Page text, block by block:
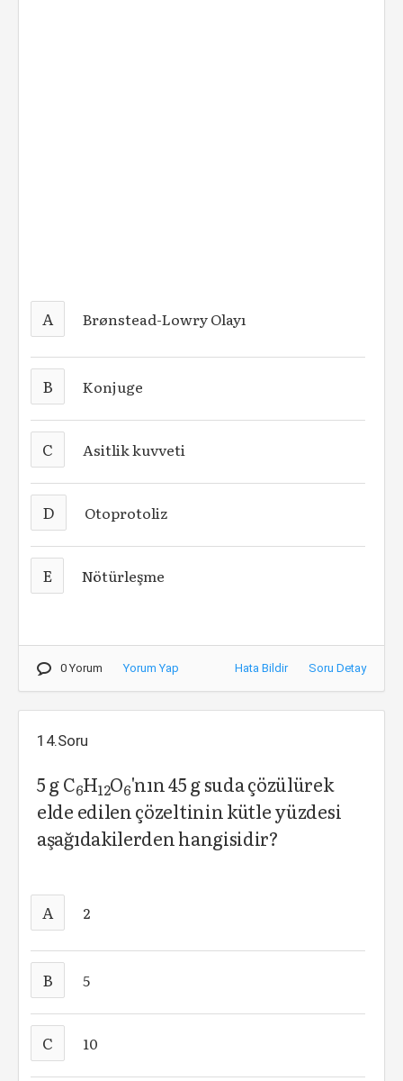
A Brønstead-Lowry Olayı
B Konjuge
C Asitlik kuvveti
D Otoprotoliz
E Nötürleşme
0 Yorum Yorum Yap Hata Bildir Soru Detay
14.Soru
5 g C6H12O6'nın 45 g suda çözülürek
elde edilen çözeltinin kütle yüzdesi
aşağıdakilerden hangisidir?
A 2
B 5
C 10